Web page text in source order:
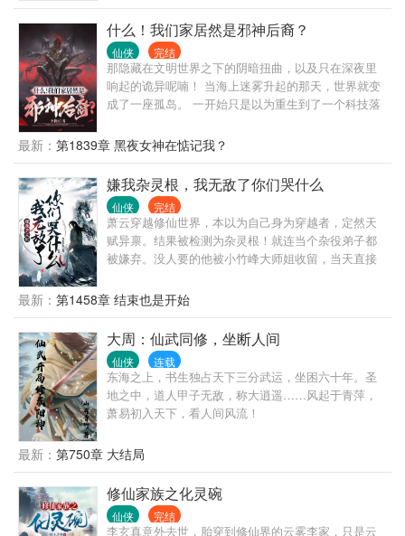
什么！我们家居然是邪神后裔？
仙侠 完结
那隐藏在文明世界之下的阴暗扭曲，以及只在深夜里
响起的诡异呢喃！ 当海上迷雾升起的那天，世界就变
成了一座孤岛。 一开始只是以为重生到了一个科技落
己长的“亿”表人才，性格也凭“亿”近人，倒是不用像以
前那样过着996的生活。 就这样吧，安啦安啦，直到
某一天，慈祥的老父附在他耳边轻轻跟他说出了这个
世界的真相。 “什么！那些教廷供奉的神灵真实存在？
“什么！我们家居然是异端？被抓到了就要被吊在绞刑
架上烧死的那种？” 他整个人都不好了，哆哆嗦嗦的
说：“我能把你们都逐出家族吗？” 慈祥的老父亲手掌
摩挲着腰间的皮带，面容变得愈发慈祥。
最新： 第1839章 黑夜女神在惦记我？
嫌我杂灵根，我无敌了你们哭什么
仙侠 完结
萧云穿越修仙世界，本以为自己身为穿越者，定然天
赋异禀。结果被检测为杂灵根！就连当个杂役弟子都
被嫌弃。没人要的他被小竹峰大师姐收留，当天直接
武，整个门派全都震惊了！长老们管这叫杂灵根？
最新： 第1458章 结束也是开始
大周：仙武同修，坐断人间
仙侠 连载
东海之上，书生独占天下三分武运，坐困六十年。圣
地之中，道人甲子无敌，称大逍遥……风起于青萍，
萧易初入天下，看人间风流！
最新： 第750章 大结局
修仙家族之化灵碗
仙侠 完结
李玄真意外去世，胎穿到修仙界的云雾李家，只是云